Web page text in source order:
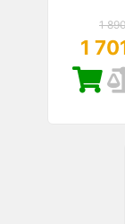
1
1